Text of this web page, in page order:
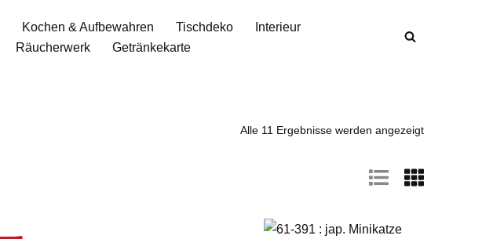
Kochen & Aufbewahren Tischdeko
Interieur
Räucherwerk Getränkekarte
Alle 11 Ergebnisse werden angezeigt